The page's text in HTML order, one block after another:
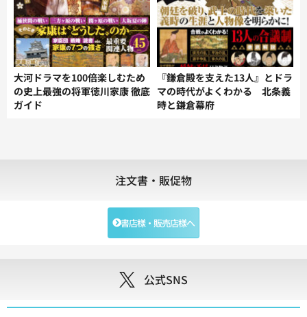
大河ドラマを100倍楽しむため
の史上最強の将軍徳川家康 徹底
ガイド
『鎌倉殿を支えた13人』とドラ
マの時代がよくわかる 北条義
時と鎌倉幕府
注文書・販促物
書店様・販売店様へ
公式SNS